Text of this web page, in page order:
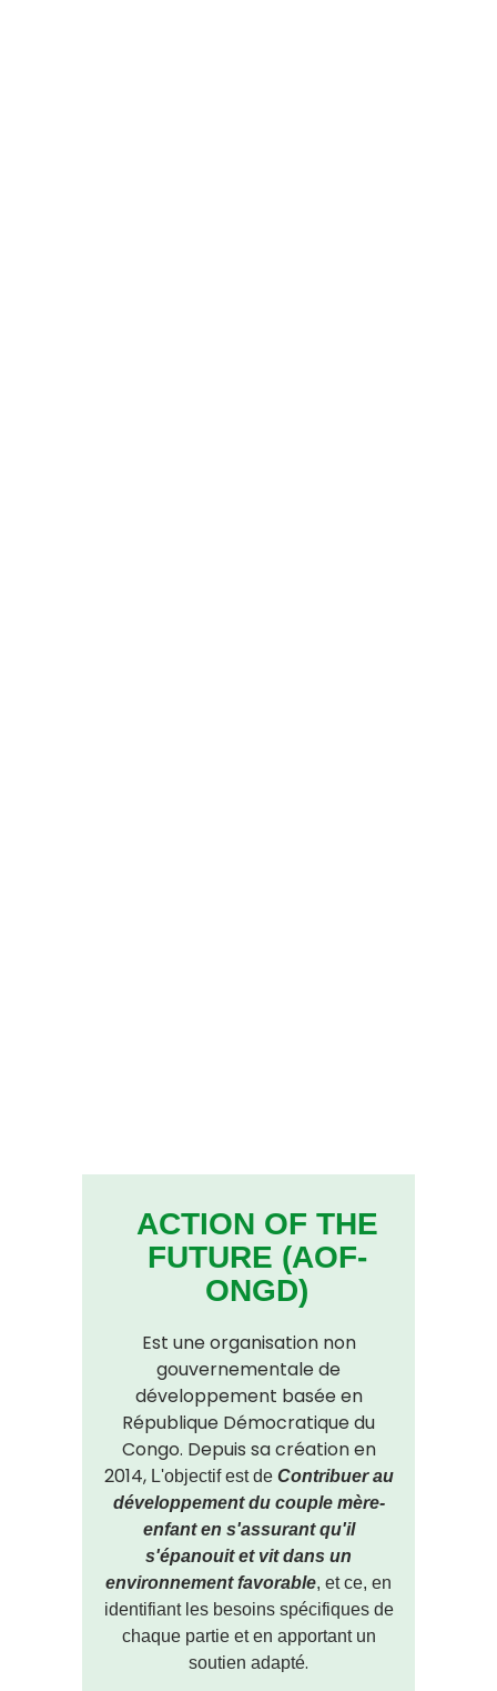
ACTION OF THE
FUTURE (AOF-
ONGD)
Est une organisation non
gouvernementale de
développement basée en
République Démocratique du
Congo. Depuis sa création en
2014, L'objectif est de Contribuer au
développement du couple mère-
enfant en s'assurant qu'il
s'épanouit et vit dans un
environnement favorable, et ce, en
identifiant les besoins spécifiques de
chaque partie et en apportant un
soutien adapté.